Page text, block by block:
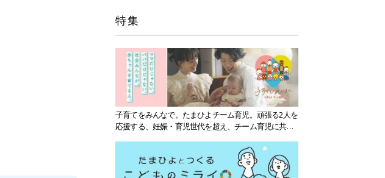
特集
子育てをみんなで。たまひよチーム育児。頑張る2人を
応援する、妊娠・育児世代を超え、チーム育児に共感